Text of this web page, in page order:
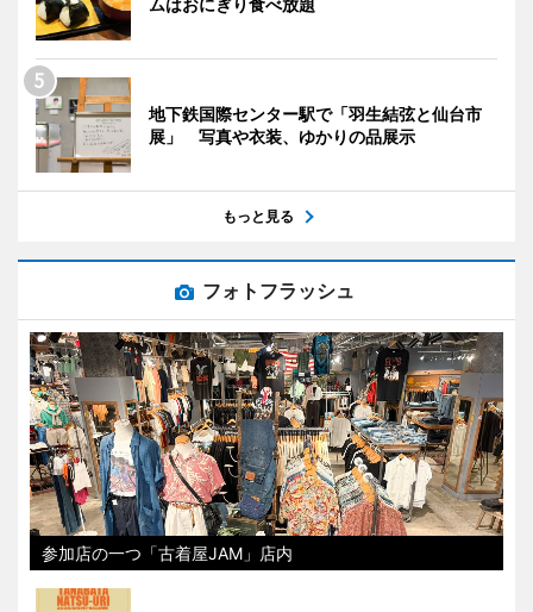
地下鉄国際センター駅で「羽生結弦と仙台市
展」 写真や衣装、ゆかりの品展示
もっと見る
フォトフラッシュ
参加店の一つ「古着屋JAM」店内